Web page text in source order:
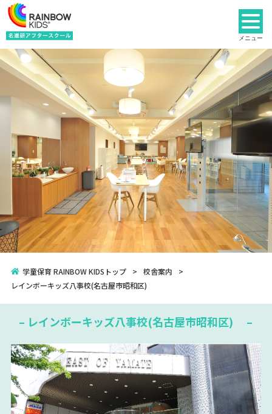
トップページ
レインボーキッズとは
サービス内容
習い事
プラン詳細
校舎案内
よくあるご質問
説明会
お電話でのお問い合わせ【レインボーキッズ事業部】
052-588-5887
10:00～18:00(火～土曜日)
メニュー
学童保育 RAINBOW KIDSトップ
校舎案内
レインボーキッズ八事校(名古屋市昭和区)
– レインボーキッズ八事校(名古屋市昭和区) –